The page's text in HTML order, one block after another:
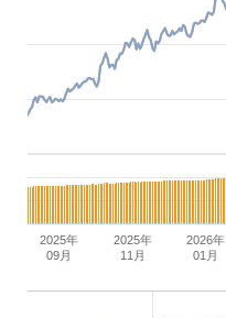
2025年
11月
2025年
09月
2026年
01月